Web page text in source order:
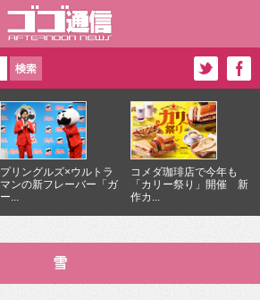
プリングルズ×ウルトラ
マンの新フレーバー「ガ
ー...
コメダ珈琲店で今年も
「カリー祭り」開催 新
作カ...
雪